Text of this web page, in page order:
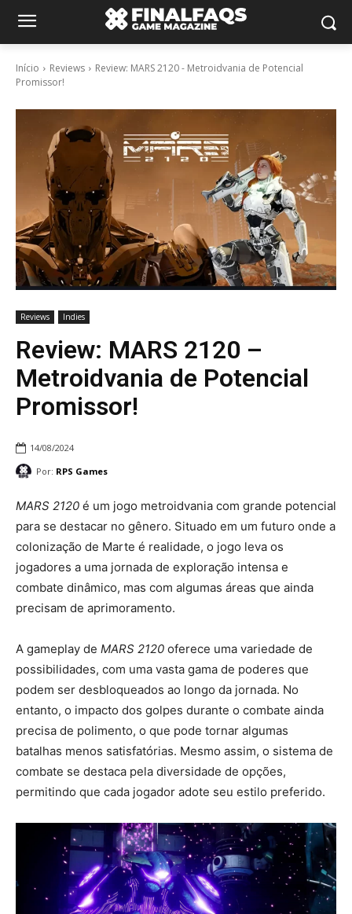
Início Reviews
Review: MARS 2120 - Metroidvania de Potencial
Promissor!
Reviews Indies
Review: MARS 2120 –
Metroidvania de Potencial
Promissor!
14/08/2024
Por: RPS Games
MARS 2120 é um jogo metroidvania com grande potencial
para se destacar no gênero. Situado em um futuro onde a
colonização de Marte é realidade, o jogo leva os
jogadores a uma jornada de exploração intensa e
combate dinâmico, mas com algumas áreas que ainda
precisam de aprimoramento.
A gameplay de MARS 2120 oferece uma variedade de
possibilidades, com uma vasta gama de poderes que
podem ser desbloqueados ao longo da jornada. No
entanto, o impacto dos golpes durante o combate ainda
precisa de polimento, o que pode tornar algumas
batalhas menos satisfatórias. Mesmo assim, o sistema de
combate se destaca pela diversidade de opções,
permitindo que cada jogador adote seu estilo preferido.